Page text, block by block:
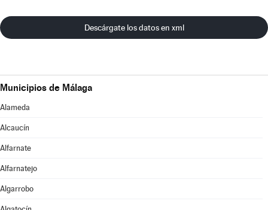
Descárgate los datos en xml
Municipios de Málaga
Alameda
Alcaucín
Alfarnate
Alfarnatejo
Algarrobo